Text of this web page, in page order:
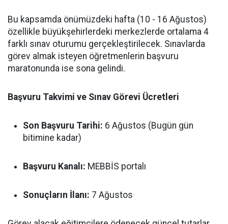
Bu kapsamda önümüzdeki hafta (10 - 16 Ağustos)
özellikle büyükşehirlerdeki merkezlerde ortalama 4
farklı sınav oturumu gerçekleştirilecek. Sınavlarda
görev almak isteyen öğretmenlerin başvuru
maratonunda ise sona gelindi.
Başvuru Takvimi ve Sınav Görevi Ücretleri
Son Başvuru Tarihi: 6 Ağustos (Bugün gün
bitimine kadar)
Başvuru Kanalı: MEBBİS portalı
Sonuçların İlanı: 7 Ağustos